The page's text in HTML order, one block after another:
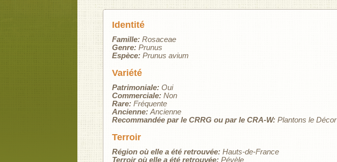
Identité
Famille: Rosaceae
Genre: Prunus
Espèce: Prunus avium
Variété
Patrimoniale: Oui
Commerciale: Non
Rare: Fréquente
Ancienne: Ancienne
Recommandée par le CRRG ou par le CRA-W: Plantons le Décor
Terroir
Région où elle a été retrouvée: Hauts-de-France
Terroir où elle a été retrouvée: Pévèle